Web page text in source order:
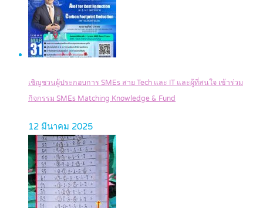
เชิญชวนผู้ประกอบการ SMEs สาย Tech และ IT และผู้ที่สนใจ เข้าร่วม
กิจกรรม SMEs Matching Knowledge & Fund
12 มีนาคม 2025